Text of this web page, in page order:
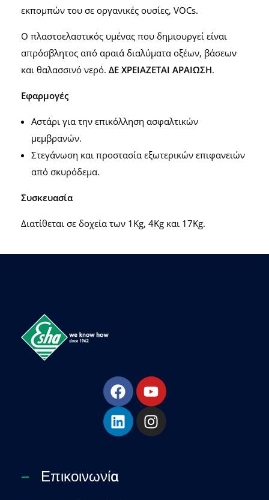
εκπομπών του σε οργανικές ουσίες, VOCs.
Ο πλαστοελαστικός υμένας που δημιουργεί είναι
απρόσβλητος από αραιά διαλύματα οξέων, βάσεων
και θαλασσινό νερό. ΔΕ ΧΡΕΙΑΖΕΤΑΙ ΑΡΑΙΩΣΗ.
Εφαρμογές
Aστάρι για την επικόλληση ασφαλτικών
μεμβρανών.
Στεγάνωση και προστασία εξωτερικών επιφανειών
από σκυρόδεμα.
Συσκευασία
Διατίθεται σε δοχεία των 1Kg, 4Kg και 17Kg.
Σχετικά Προϊόντα
Επικοινωνία